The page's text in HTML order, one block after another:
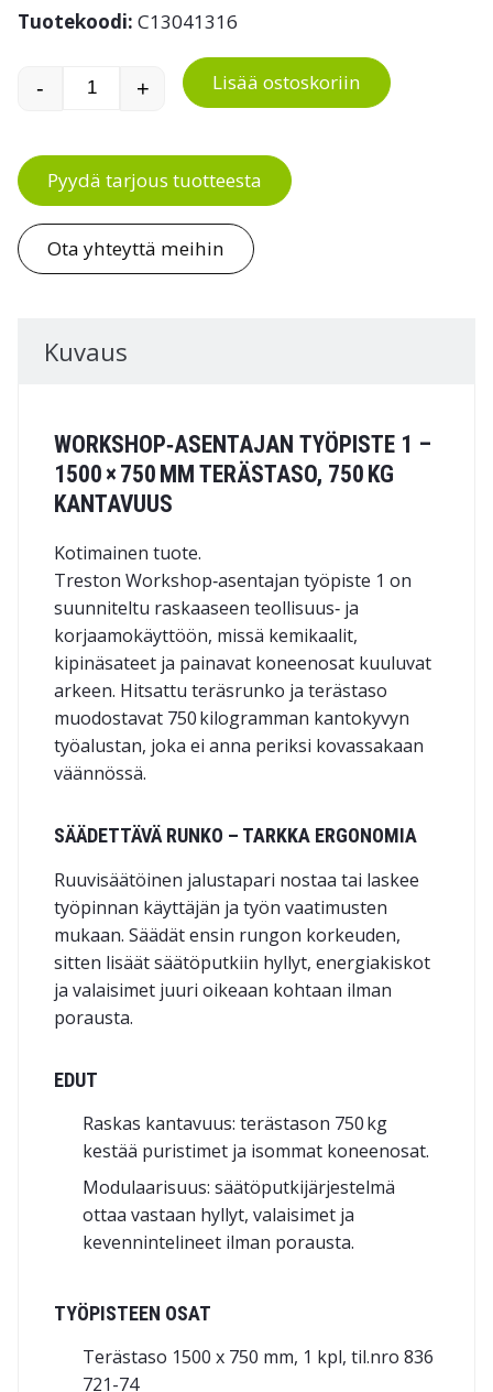
Tuotekoodi: C13041316
Workshop-asentajan työpiste 1 määrä
- + Lisää ostoskoriin
Pyydä tarjous tuotteesta
Ota yhteyttä meihin
Kuvaus
WORKSHOP‑ASENTAJAN TYÖPISTE 1 –
1500 × 750 MM TERÄSTASO, 750 KG
KANTAVUUS
Kotimainen tuote.
Treston Workshop‑asentajan työpiste 1 on
suunniteltu raskaaseen teollisuus‑ ja
korjaamokäyttöön, missä kemikaalit,
kipinäsateet ja painavat koneenosat kuuluvat
arkeen. Hitsattu teräsrunko ja terästaso
muodostavat 750 kilogramman kantokyvyn
työalustan, joka ei anna periksi kovassakaan
väännössä.
SÄÄDETTÄVÄ RUNKO – TARKKA ERGONOMIA
Ruuvisäätöinen jalustapari nostaa tai laskee
työpinnan käyttäjän ja työn vaatimusten
mukaan. Säädät ensin rungon korkeuden,
sitten lisäät säätöputkiin hyllyt, energia­kiskot
ja valaisimet juuri oikeaan kohtaan ilman
porausta.
EDUT
Raskas kantavuus: terästason 750 kg
kestää puristimet ja isommat koneenosat.
Modulaarisuus: säätöputki­järjestelmä
ottaa vastaan hyllyt, valaisimet ja
kevennintelineet ilman porausta.
TYÖPISTEEN OSAT
Terästaso 1500 x 750 mm, 1 kpl, til.nro 836
721-74